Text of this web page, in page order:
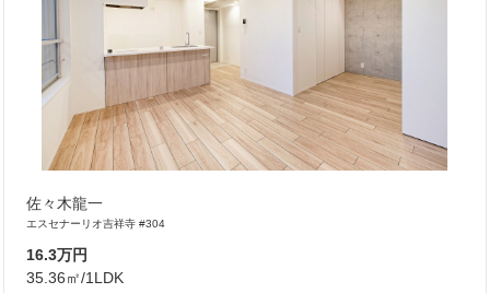
佐々木龍一
エスセナーリオ吉祥寺 #304
16.3万円
35.36㎡/1LDK